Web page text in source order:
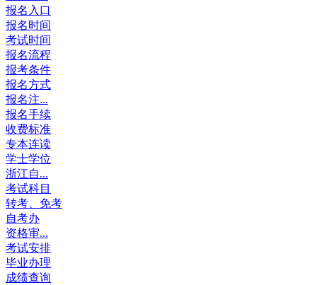
报名入口
报名时间
考试时间
报名流程
报考条件
报名方式
报名注...
报名手续
收费标准
专本连读
学士学位
浙江自...
考试科目
转考、免考
自考办
资格审...
考试安排
毕业办理
成绩查询